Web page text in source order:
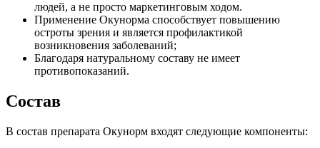
людей, а не просто маркетинговым ходом.
Применение Окунорма способствует повышению
остроты зрения и является профилактикой
возникновения заболеваний;
Благодаря натуральному составу не имеет
противопоказаний.
Состав
В состав препарата Окунорм входят следующие компоненты: